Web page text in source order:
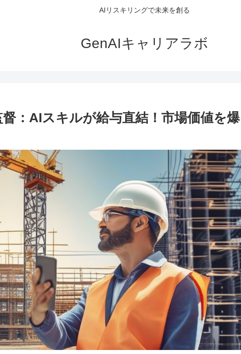
AIリスキリングで未来を創る
GenAIキャリアラボ
督：AIスキルが給与直結！市場価値を爆